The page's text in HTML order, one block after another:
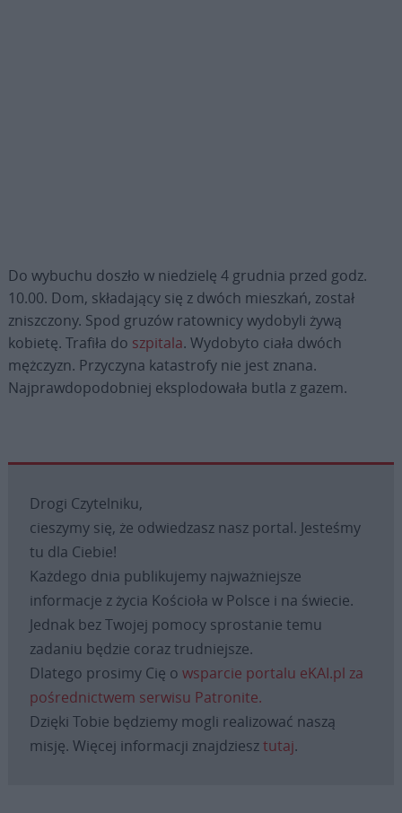
Do wybuchu doszło w niedzielę 4 grudnia przed godz.
10.00. Dom, składający się z dwóch mieszkań, został
zniszczony. Spod gruzów ratownicy wydobyli żywą
kobietę. Trafiła do szpitala. Wydobyto ciała dwóch
mężczyzn. Przyczyna katastrofy nie jest znana.
Najprawdopodobniej eksplodowała butla z gazem.
Drogi Czytelniku,
cieszymy się, że odwiedzasz nasz portal. Jesteśmy
tu dla Ciebie!
Każdego dnia publikujemy najważniejsze
informacje z życia Kościoła w Polsce i na świecie.
Jednak bez Twojej pomocy sprostanie temu
zadaniu będzie coraz trudniejsze.
Dlatego prosimy Cię o wsparcie portalu eKAI.pl za
pośrednictwem serwisu Patronite.
Dzięki Tobie będziemy mogli realizować naszą
misję. Więcej informacji znajdziesztutaj.